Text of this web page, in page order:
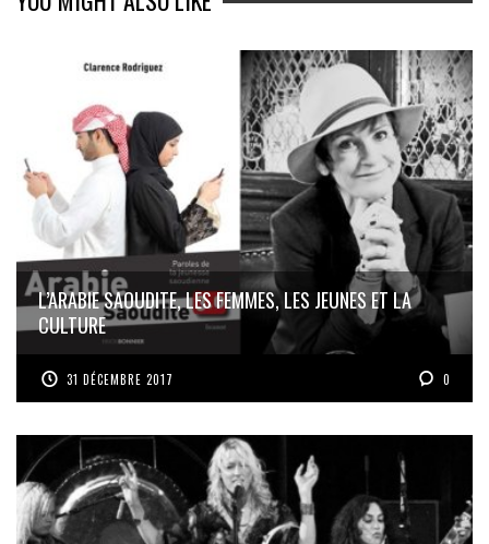
L’ARABIE SAOUDITE, LES FEMMES, LES JEUNES ET LA
CULTURE
31 DÉCEMBRE 2017 0